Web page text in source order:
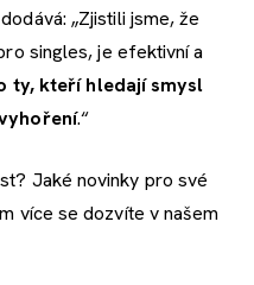
„Zjistili jsme, že
singles, je efektivní a
ty, kteří hledají smysl
.“
Jaké novinky pro své
více se dozvíte v našem